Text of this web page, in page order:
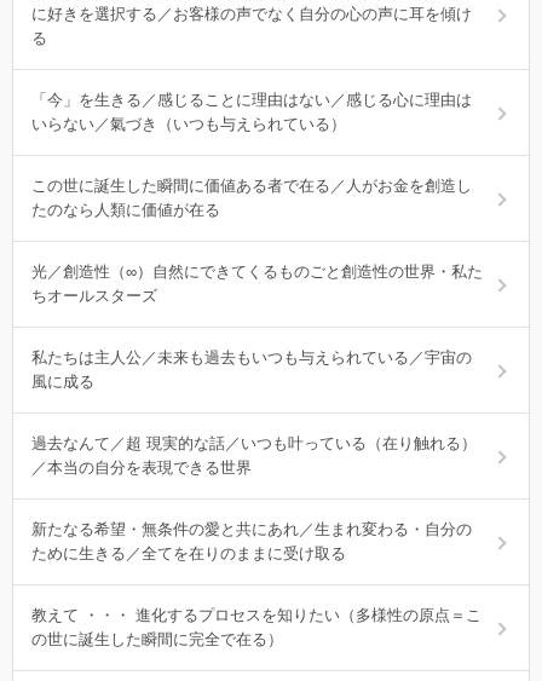
に好きを選択する／お客様の声でなく自分の心の声に耳を傾け
る
「今」を生きる／感じることに理由はない／感じる心に理由は
いらない／氣づき（いつも与えられている）
この世に誕生した瞬間に価値ある者で在る／人がお金を創造し
たのなら人類に価値が在る
光／創造性（∞）自然にできてくるものごと創造性の世界・私た
ちオールスターズ
私たちは主人公／未来も過去もいつも与えられている／宇宙の
風に成る
過去なんて／超 現実的な話／いつも叶っている（在り触れる）
／本当の自分を表現できる世界
新たなる希望・無条件の愛と共にあれ／生まれ変わる・自分の
ために生きる／全てを在りのままに受け取る
教えて ・・・ 進化するプロセスを知りたい（多様性の原点＝こ
の世に誕生した瞬間に完全で在る）